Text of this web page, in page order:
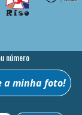
número